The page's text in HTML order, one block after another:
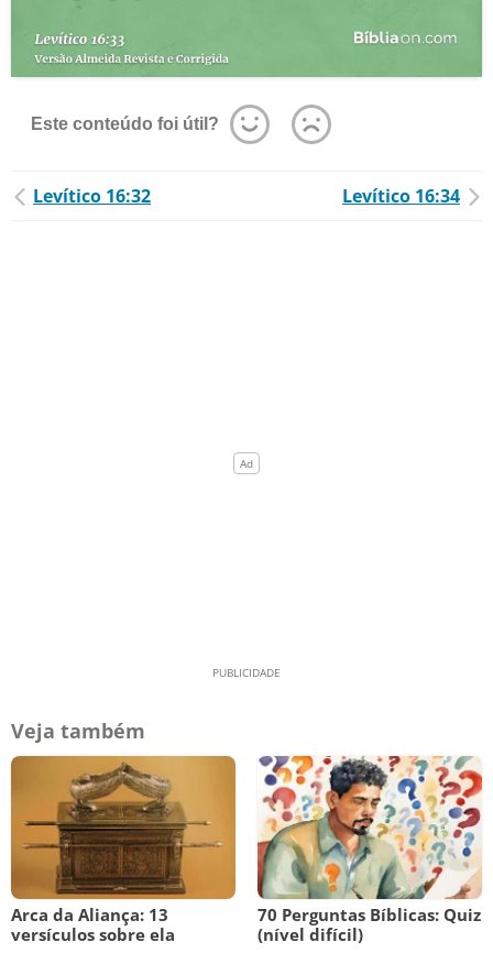
Este conteúdo foi útil?
Levítico 16:32 Levítico 16:34
Veja também
Arca da Aliança: 13
versículos sobre ela
70 Perguntas Bíblicas: Quiz
(nível difícil)